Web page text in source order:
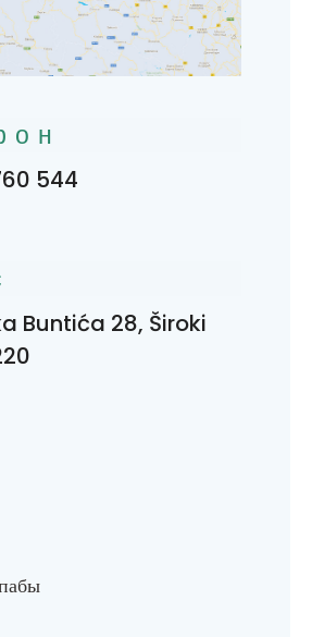
544
Buntića 28, Široki